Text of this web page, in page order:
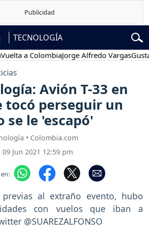
TECNOLOGÍA
a ColombiaJorge Alfredo VargasGustavo
Avión T-33 en
tocó perseguir un
se le 'escapó'
• Colombia.com
09 Jun 2021 12:59 pm